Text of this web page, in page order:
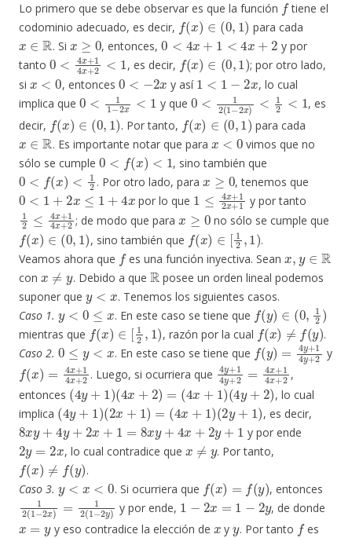
Lo primero que se debe observar es que la función
tiene el
codominio adecuado, es decir,
f(x)∈(0,1)
para cada
x∈R
. Si
x ≥0
, entonces,
0< 4x+1 < 4x+ 2
y por
tanto
0 <4x+14 x+2<1
, es decir,
f(x)∈ 0,1)
; por otro lado,
si
x< 0
, entonces
0< −2 x
y así
1 <1 −2x
, lo cual
implica que
0<11−2 <
y que
0< 12(1− 2x)<12<1
, es
decir,
x ∈ ,
. Por tanto,
x ∈ 0,1)
para cada
x∈R
. Es importante notar que para
x<0
vimos que no
sólo se cumple
0<f(x )<1
, sino también que
0<f( x)<12
. Por otro lado, para
x≥0
, tenemos que
0 <1 +2x≤ 1+ 4x
por lo que
1 ≤ 4x+12x+1
y por tanto
1 ≤ 4x+14 x+ 2
; de modo que para
x≥ 0
no sólo se cumple que
f(x)∈ (0,1)
, sino también que
f(x )∈[12,1)
.
Veamos ahora que
f
es una función inyectiva. Sean
R
con
x≠y
. Debido a que
R
posee un orden lineal podemos
suponer que
y<x
. Tenemos los siguientes casos.
Caso 1.
y<0≤x
. En este caso se tiene que
f(y)∈ ,1 )
mientras que
(x )∈ [12,1)
, razón por la cual
f(x)≠f( y)
.
Caso 2.
0 ≤y< x
. En este caso se tiene que
f(y)= 4y +14y
y
(x = +14x
. Luego, si ocurriera que
4y+1 4y +2=4 x+14 x
,
entonces
(4y 4x + =(4 1 4 2)
, lo cual
implica
(4 y+1 ) 2x+1) (4x+ 1 (2y 1 )
, es decir,
8xy+4 y+2 x+1=8x y 4x 2y+1
y por ende
2y= 2x
, lo cual contradice que
x ≠y
. Por tanto,
f(x ≠ f(y)
.
Caso 3.
y<x<
. Si ocurriera que
(x =
, entonces
12(1− 2x = 1 2(1 − 2y )
y por ende,
1−2x=1 y
, de donde
x=y
y eso contradice la elección de y . Por tanto
es